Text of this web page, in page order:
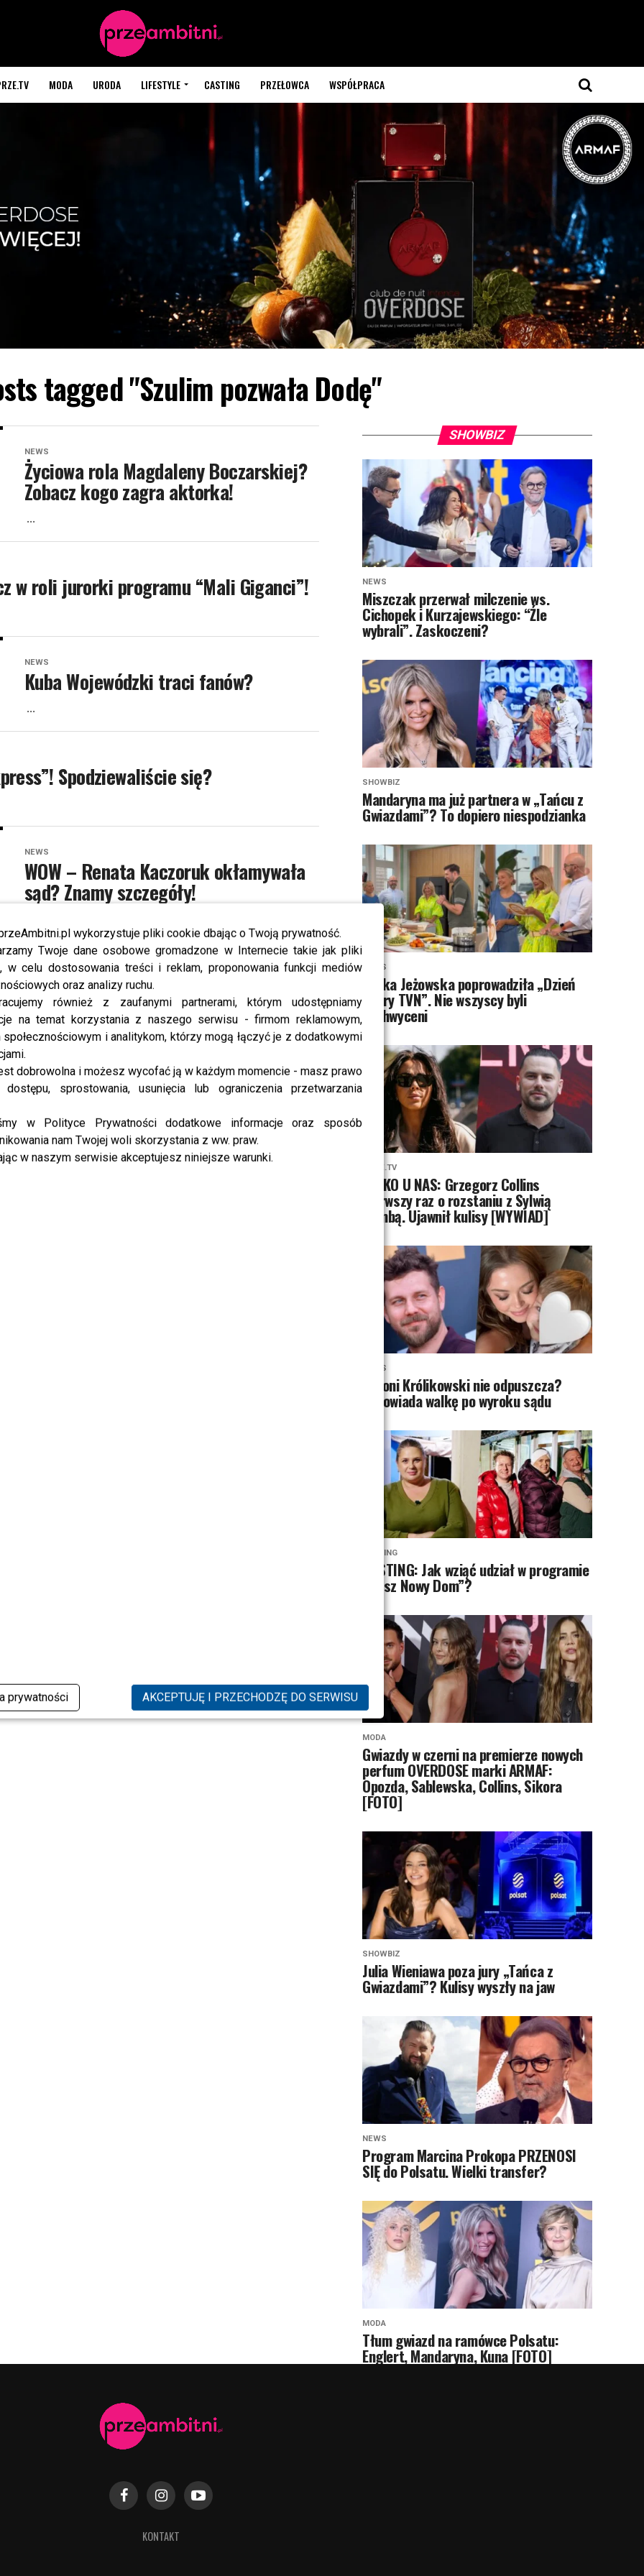
wykorzystuje pliki cookie dbając o Twoją prywatność.
Twoje dane osobowe gromadzone w Internecie takie jak pliki
w celu dostosowania treści i reklam, proponowania funkcji mediów
oraz analizy ruchu.
również z zaufanymi partnerami, którym udostępniamy
na temat korzystania z naszego serwisu - firmom reklamowym,
społecznościowym i analitykom, którzy mogą łączyć je z dodatkowymi
dobrowolna i możesz wycofać ją w każdym momencie - masz prawo
dostępu, sprostowania, usunięcia lub ograniczenia przetwarzania
w Polityce Prywatności dodatkowe informacje oraz sposób
nam Twojej woli skorzystania z ww. praw.
w naszym serwisie akceptujesz niniejsze warunki.
prywatności AKCEPTUJĘ I PRZECHODZĘ DO SERWISU
MODA URODA LIFESTYLE CASTING PRZEŁOWCA WSPÓŁPRACA
tagged "Szulim pozwała Dodę"
NEWS
Życiowa rola Magdaleny Boczarskiej?
Zobacz kogo zagra aktorka!
...
w roli jurorki programu “Mali Giganci”!
NEWS
Kuba Wojewódzki traci fanów?
...
Spodziewaliście się?
NEWS
WOW – Renata Kaczoruk okłamywała
sąd? Znamy szczegóły!
NEWS
“Peszyn for Feszyn” – Ada Fijał
parodiuje Kubę Wojewódzkiego: Mam
nadzieję, że obejrzy i się uśmiechnie
Widzieliście?!
Kuba Wojewódzki żegna się z TVN-em?
Zamieścił szokujący wpis
SHOWBIZ
NEWS
Miszczak przerwał milczenie ws.
Cichopek i Kurzajewskiego: “Źle
wybrali”. Zaskoczeni?
SHOWBIZ
Mandaryna ma już partnera w „Tańcu z
Gwiazdami”? To dopiero niespodzianka
NEWS
Majka Jeżowska poprowadziła „Dzień
dobry TVN”. Nie wszyscy byli
zachwyceni
PRZE.TV
TYLKO U NAS: Grzegorz Collins
pierwszy raz o rozstaniu z Sylwią
Bombą. Ujawnił kulisy [WYWIAD]
NEWS
Antoni Królikowski nie odpuszcza?
Zapowiada walkę po wyroku sądu
CASTING
CASTING: Jak wziąć udział w programie
„Nasz Nowy Dom”?
MODA
Gwiazdy w czerni na premierze nowych
perfum OVERDOSE marki ARMAF:
Opozda, Sablewska, Collins, Sikora
[FOTO]
SHOWBIZ
Julia Wieniawa poza jury „Tańca z
Gwiazdami”? Kulisy wyszły na jaw
NEWS
Program Marcina Prokopa PRZENOSI
SIĘ do Polsatu. Wielki transfer?
MODA
Tłum gwiazd na ramówce Polsatu:
Englert, Mandaryna, Kuna [FOTO]
KONTAKT